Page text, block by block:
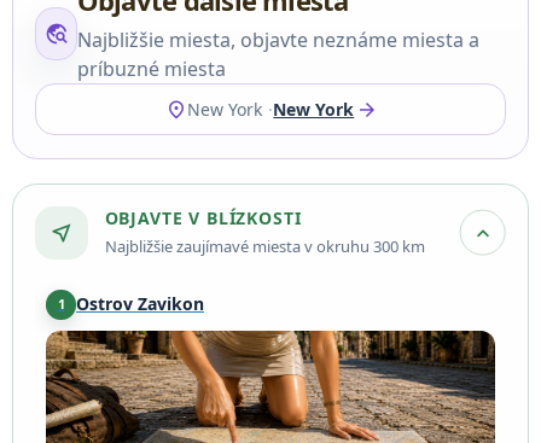
travel_explore Najbližšie miesta, objavte neznáme miesta a
príbuzné miesta
location_on New York New York arrow_forward
near_me
OBJAVTE V BLÍZKOSTI
Najbližšie zaujímavé miesta v okruhu 300 km expand_more
1 Ostrov Zavikon
Ontario·34 km